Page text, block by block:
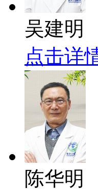
吴建明
点击详
陈华明